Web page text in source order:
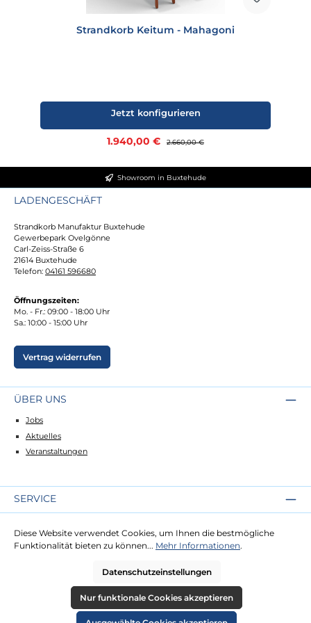
Strandkorb Keitum - Mahagoni
Verkaufspreis:
1.940,00 € Regulärer Preis:
2.660,00 €
Jetzt konfigurieren
Showroom in Buxtehude
LADENGESCHÄFT
Strandkorb Manufaktur Buxtehude
Gewerbepark Ovelgönne
Carl-Zeiss-Straße 6
21614 Buxtehude
Telefon: 04161 596680
Öffnungszeiten:
Mo. - Fr.: 09:00 - 18:00 Uhr
Sa.: 10:00 - 15:00 Uhr
Vertrag widerrufen
ÜBER UNS
Jobs
Aktuelles
Veranstaltungen
SERVICE
Lieferung
Zahlung
RECHTLICHES
Diese Website verwendet Cookies, um Ihnen die bestmögliche
Funktionalität bieten zu können... Mehr Informationen.
Datenschutzeinstellungen
Nur funktionale Cookies akzeptieren